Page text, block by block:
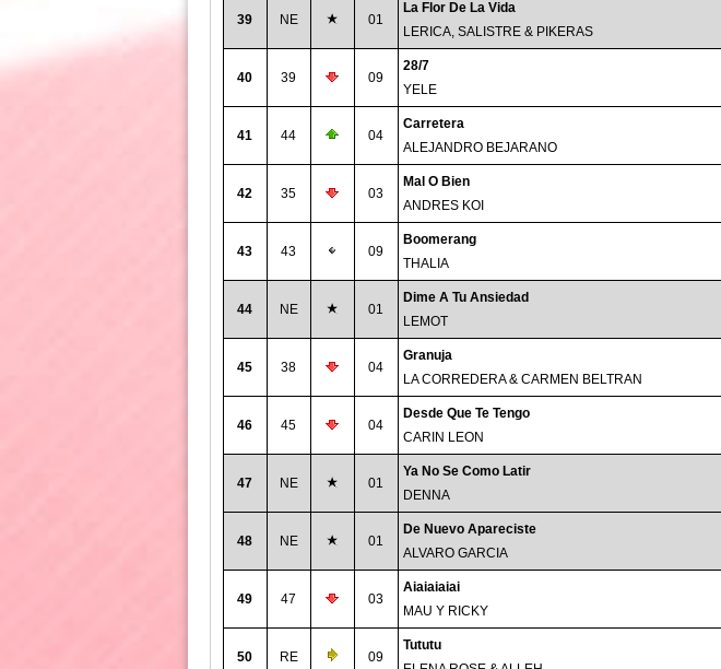
39 NE 01
La Flor De La Vida
LERICA, SALISTRE & PIKERAS
40 39 09
28/7
YELE
41 44 04
Carretera
ALEJANDRO BEJARANO
42 35 03
Mal O Bien
ANDRES KOI
43 43 09
Boomerang
THALIA
44 NE 01
Dime A Tu Ansiedad
LEMOT
45 38 04
Granuja
LA CORREDERA & CARMEN BELTRAN
46 45 04
Desde Que Te Tengo
CARIN LEON
47 NE 01
Ya No Se Como Latir
DENNA
48 NE 01
De Nuevo Apareciste
ALVARO GARCIA
49 47 03
Aiaiaiaiai
MAU Y RICKY
50 RE 09
Tututu